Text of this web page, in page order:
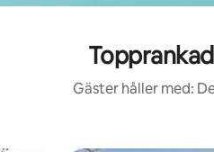
Gäster håller med: